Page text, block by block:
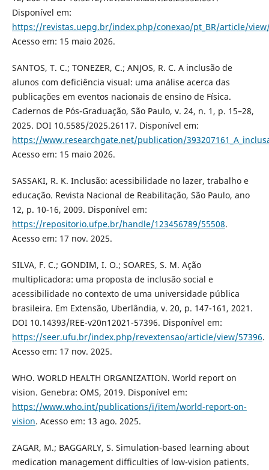
Disponível em:
https://revistas.uepg.br/index.php/conexao/pt_BR/article/
Acesso em: 15 maio 2026.
SANTOS, T. C.; TONEZER, C.; ANJOS, R. C. A inclusão de
alunos com deficiência visual: uma análise acerca das
publicações em eventos nacionais de ensino de Física.
Cadernos de Pós-Graduação, São Paulo, v. 24, n. 1, p. 15–28,
2025. DOI 10.5585/2025.26117. Disponível em:
https://www.researchgate.net/publication/
Acesso em: 15 maio 2026.
SASSAKI, R. K. Inclusão: acessibilidade no lazer, trabalho e
educação. Revista Nacional de Reabilitação, São Paulo, ano
12, p. 10-16, 2009. Disponível em:
https://repositorio.ufpe.br/handle/123456789/55508.
Acesso em: 17 nov. 2025.
SILVA, F. C.; GONDIM, I. O.; SOARES, S. M. Ação
multiplicadora: uma proposta de inclusão social e
acessibilidade no contexto de uma universidade pública
brasileira. Em Extensão, Uberlândia, v. 20, p. 147-161, 2021.
DOI 10.14393/REE-v20n12021-57396. Disponível em:
https://seer.ufu.br/index.php/revextensao/article/view/57396.
Acesso em: 17 nov. 2025.
WHO. WORLD HEALTH ORGANIZATION. World report on
vision. Genebra: OMS, 2019. Disponível em:
https://www.who.int/publications/i/item/world-report-on-
vision. Acesso em: 13 ago. 2025.
ZAGAR, M.; BAGGARLY, S. Simulation-based learning about
medication management difficulties of low-vision patients.